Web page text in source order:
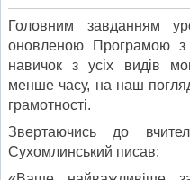
Головним завданням
оновленою Програмою з
навичок з усіх видів
менше часу, на наш
грамотності.
Звертаючись до
Сухомлинський писав: